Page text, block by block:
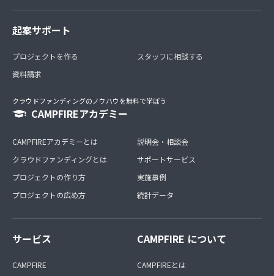
起案サポート
プロジェクトを作る
資料請求
スタッフに相談する
クラウドファンディングのノウハウを無料で学ぼう
CAMPFIREアカデミー
CAMPFIREアカデミーとは
クラウドファンディングとは
プロジェクトの作り方
プロジェクトの広め方
説明会・相談会
サポートサービス
実施事例
統計データ
サービス
CAMPFIRE
CAMPFIRE について
CAMPFIREとは